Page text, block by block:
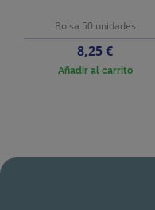
Bolsa 50 unidades
Precio
8,25 €
Añadir al carrito